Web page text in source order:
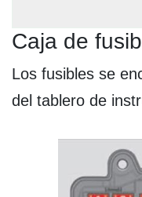
Caja de
Los fusibles se
del tablero de